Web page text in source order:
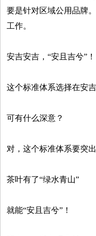
要是针对区域公用品牌
工作。
安吉安吉，“安且吉兮”！
这个标准体系选择在安
可有什么深意？
对，这个标准体系要突出
茶叶有了“绿水青山”
就能“安且吉兮”！